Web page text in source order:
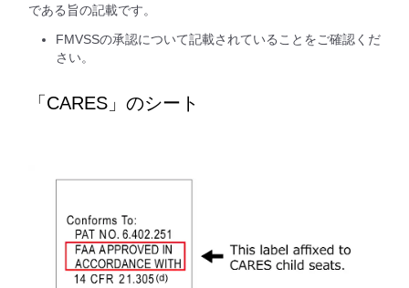
である旨の記載です。
FMVSSの承認について記載されていることをご確認くだ
さい。
「CARES」のシート